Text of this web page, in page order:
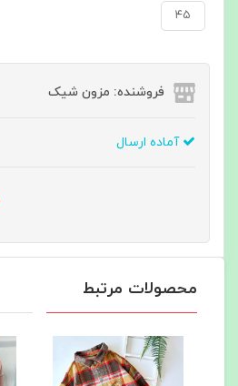
۴۵
فروشنده: مزون شیک
آماده ارسال
محصولات مرتبط